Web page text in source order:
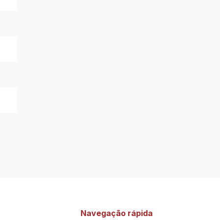
Navegação rápida